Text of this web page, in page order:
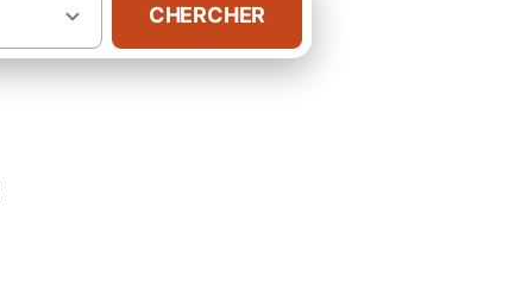
CHERCHER